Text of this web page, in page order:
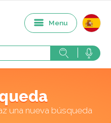
Menu
una nueva búsqueda